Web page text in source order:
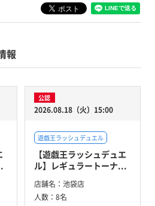
報
公認
2026.08.18（火）15:00
遊戯王ラッシュデュエル
【遊戯王ラッシュデュエ
ル】レギュラートーナ...
店舗名： 池袋店
人数： 8名